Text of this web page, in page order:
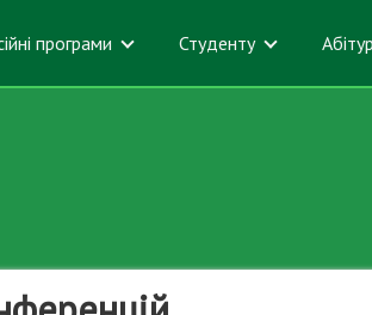
програми Студенту